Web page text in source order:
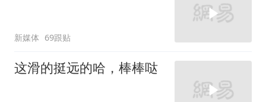
新媒体 69跟贴
这滑的挺远的哈，棒棒哒